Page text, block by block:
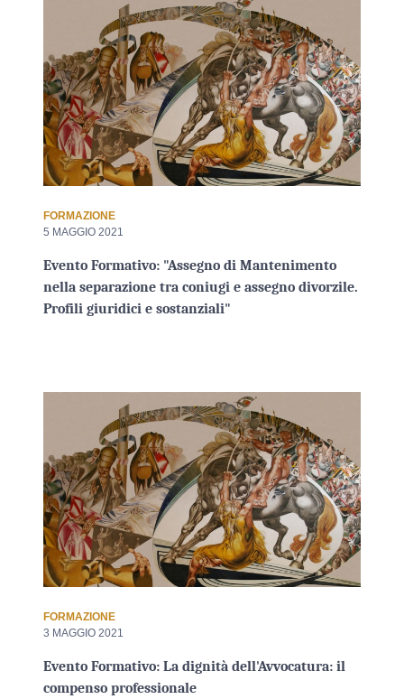
FORMAZIONE
5 MAGGIO 2021
Evento Formativo: "Assegno di Mantenimento
nella separazione tra coniugi e assegno divorzile.
Profili giuridici e sostanziali"
FORMAZIONE
3 MAGGIO 2021
Evento Formativo: La dignità dell'Avvocatura: il
compenso professionale